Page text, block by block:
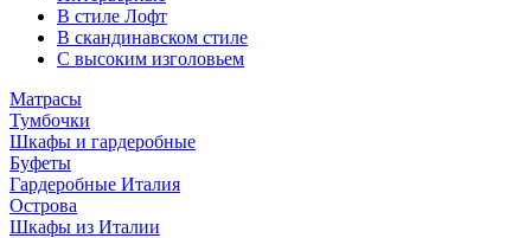
В стиле Лофт
В скандинавском стиле
С высоким изголовьем
Матрасы
Тумбочки
Шкафы и гардеробные
Буфеты
Гардеробные Италия
Острова
Шкафы из Италии